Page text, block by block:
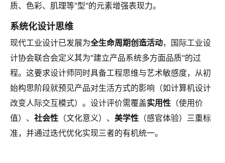
质、色彩、肌理等"型"的元素增强表现力。
系统化设计思维
现代工业设计已发展为全生命周期创造活动，国际工业设
计协会联合会定义其为"建立产品系统多方面品质"的过
程。这要求设计师同时具备工程思维与艺术敏感度，从初
始构思阶段就预见产品对生活方式的影响（如计算机设计
改变人际交互模式）。设计评价需覆盖实用性 （使用价
值）、 社会性 （文化意义）、 美学性 （感官体验）三重标
准，并通过迭代优化实现三者的有机统一。